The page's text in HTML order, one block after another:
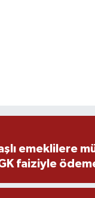
emeklilere
faiziyle